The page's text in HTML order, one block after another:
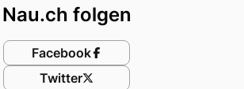
Nau.ch folgen
Facebook
Twitter